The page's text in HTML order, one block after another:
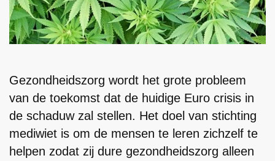
Gezondheidszorg wordt het grote probleem
van de toekomst dat de huidige Euro crisis in
de schaduw zal stellen. Het doel van stichting
mediwiet is om de mensen te leren zichzelf te
helpen zodat zij dure gezondheidszorg alleen